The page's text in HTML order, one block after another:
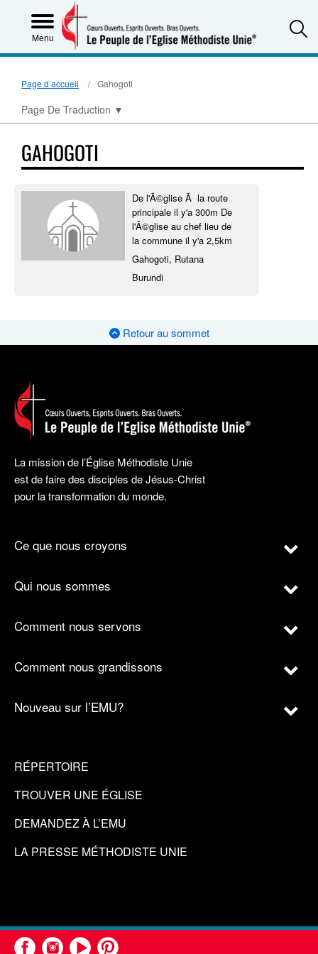
Menu
Page d’accueil Gahogoti
Page De Traduction ▼
GAHOGOTI
De l'Ã©glise Ã la route
principale il y'a 300m De
l'Ã©glise au chef lieu de
la commune il y'a 2,5km
Gahogoti, Rutana
Burundi
Retour au sommet
La mission de l’Église Méthodiste Unie
est de faire des disciples de Jésus-Christ
pour la transformation du monde.
Ce que nous croyons
Qui nous sommes
Comment nous servons
Comment nous grandissons
Nouveau sur l’EMU?
RÉPERTOIRE
TROUVER UNE ÉGLISE
DEMANDEZ À L’EMU
LA PRESSE MÉTHODISTE UNIE